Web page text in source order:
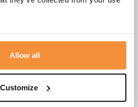
Allow all
Customize
Ietje . Wat een verdrietig
uit het leven weg genomen. Als
zie ik jou Ais, met de mooie jasjes